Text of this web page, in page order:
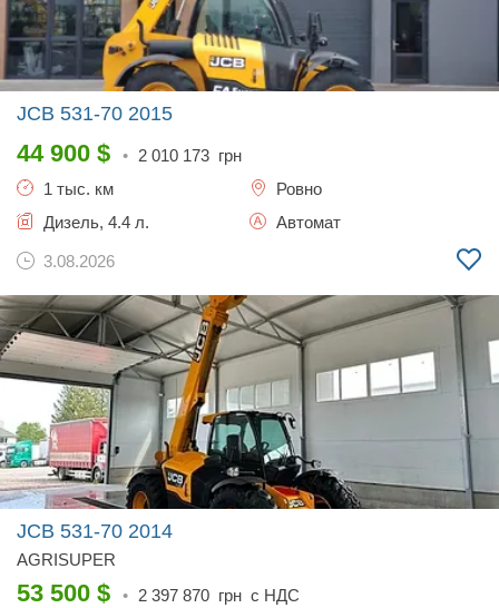
JCB 531-70 2015
44 900 $ • 2 010 173 грн
1 тыс. км
Ровно
Дизель, 4.4 л.
Автомат
3.08.2026
JCB 531-70 2014
AGRISUPER
53 500 $ • 2 397 870 грн с НДС